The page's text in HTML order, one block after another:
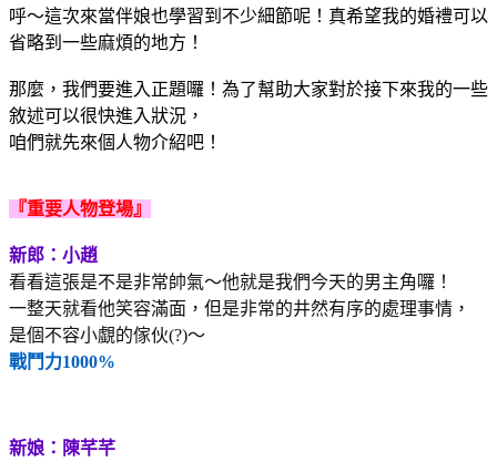
呼～這次來當伴娘也學習到不少細節呢！真希望我的婚禮可以
省略到一些麻煩的地方！
那麼，我們要進入正題囉！為了幫助大家對於接下來我的一些
敘述可以很快進入狀況，
咱們就先來個人物介紹吧！
『重要人物登場』
新郎：小趙
看看這張是不是非常帥氣～他就是我們今天的男主角囉！
一整天就看他笑容滿面，但是非常的井然有序的處理事情，
是個不容小覷的傢伙(?)～
戰鬥力1000%
新娘：陳芊芊